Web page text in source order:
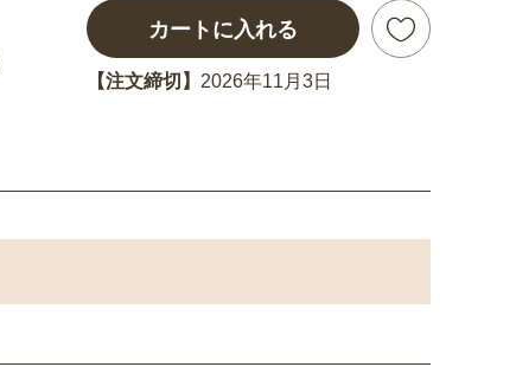
カートに入れる
【注文締切】 2026年11月3日